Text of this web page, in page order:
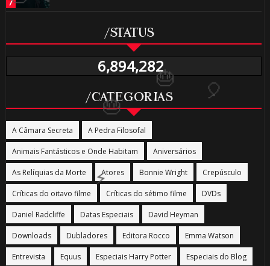
/STATUS
6,894,282
/CATEGORIAS
A Câmara Secreta A Pedra Filosofal
Animais Fantásticos e Onde Habitam Aniversários
As Relíquias da Morte Atores Bonnie Wright Crepúsculo
Críticas do oitavo filme Críticas do sétimo filme DVDs
Daniel Radcliffe Datas Especiais David Heyman
Downloads Dubladores Editora Rocco Emma Watson
Entrevista Equus Especiais Harry Potter Especiais do Blog
1️⃣ 8️⃣
1️⃣ 8️⃣
1️⃣ 8️⃣